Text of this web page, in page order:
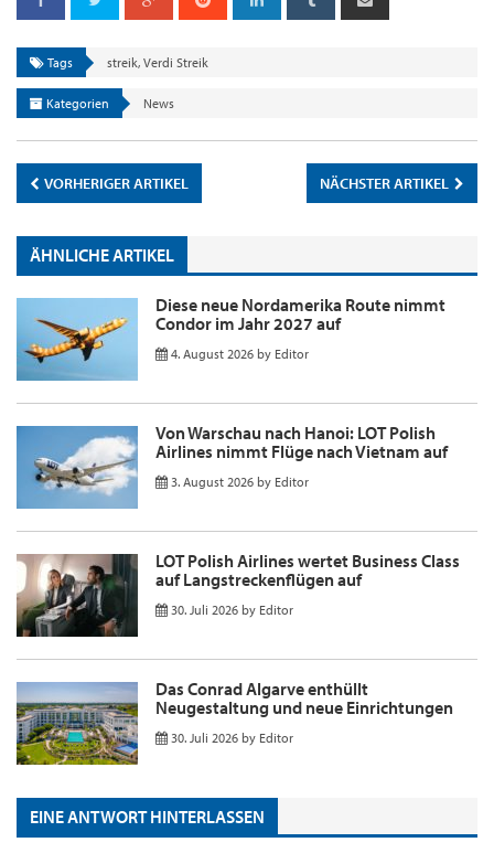
Tags streik, Verdi Streik
Kategorien News
VORHERIGER ARTIKEL NÄCHSTER ARTIKEL
ÄHNLICHE ARTIKEL
Diese neue Nordamerika Route nimmt
Condor im Jahr 2027 auf
4. August 2026 by Editor
Von Warschau nach Hanoi: LOT Polish
Airlines nimmt Flüge nach Vietnam auf
3. August 2026 by Editor
LOT Polish Airlines wertet Business Class
auf Langstreckenflügen auf
30. Juli 2026 by Editor
Das Conrad Algarve enthüllt
Neugestaltung und neue Einrichtungen
30. Juli 2026 by Editor
EINE ANTWORT HINTERLASSEN